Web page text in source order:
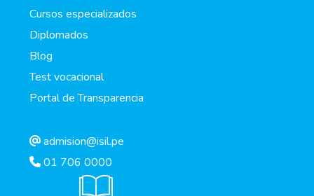
Cursos especializados
Diplomados
Blog
Test vocacional
Portal de Transparencia
admision@isil.pe
01 706 0000